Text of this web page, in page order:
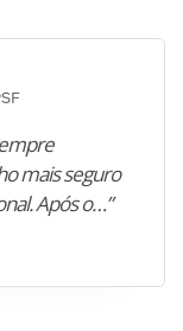
mais seguro
Após o…”